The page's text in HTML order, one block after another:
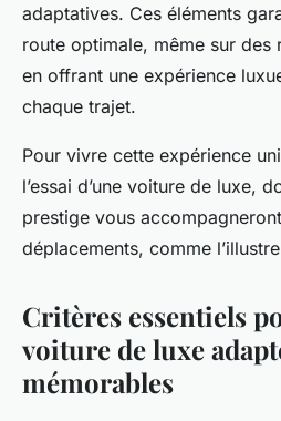
adaptatives. Ces éléments
route optimale, même sur des
en offrant une expérience
chaque trajet.
Pour vivre cette expérience
l’essai d’une voiture de luxe,
prestige vous
déplacements, comme
Critères essentiels
voiture de luxe
mémorables